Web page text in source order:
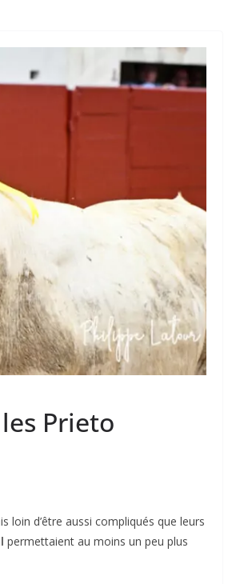
Prieto
loin d’être aussi compliqués que leurs
permettaient au moins un peu plus
ACTUALITÉS TAURINES
fêtes en photos
17/07/2026